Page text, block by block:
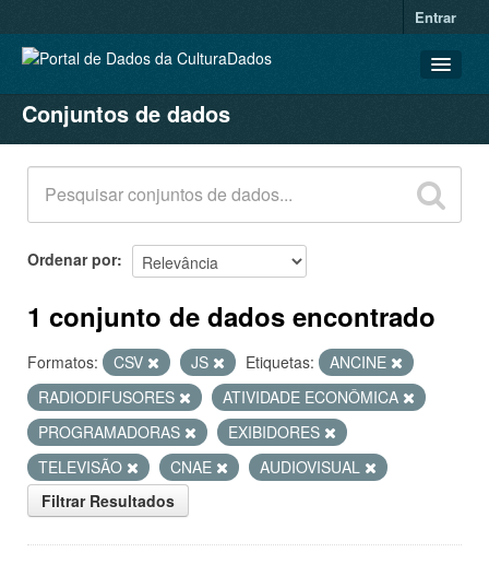
Entrar
CONJUNTOS DE DADOS
ORGANIZAÇÕES
GRUPOS
SOBRE
Conjuntos de dados
Ordenar por
1 conjunto de dados encontrado
Formatos: CSV JS Etiquetas:
ANCINE
RADIODIFUSORES
ATIVIDADE ECONÔMICA
PROGRAMADORAS
EXIBIDORES
TELEVISÃO
CNAE
AUDIOVISUAL
Filtrar Resultados